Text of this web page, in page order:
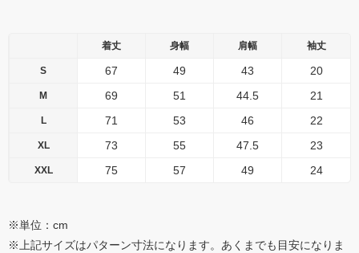
着丈 身幅 肩幅 袖丈
S 67 49 43 20
M 69 51 44.5 21
L 71 53 46 22
XL 73 55 47.5 23
XXL 75 57 49 24
※単位：cm
※上記サイズはパターン寸法になります。あくまでも目安になりま